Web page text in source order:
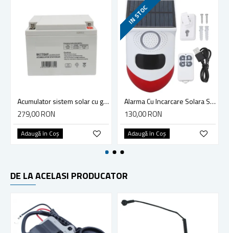
Acumulator sistem solar cu gel, 12V 28Ah 20HR, 175x165x125mm
279,00 RON
Adaugă în Coş
IN STOC
Alarma Cu Incarcare Solara Si Telecomanda Pentru Exterior
130,00 RON
Adaugă în Coş
DE LA ACELASI PRODUCATOR